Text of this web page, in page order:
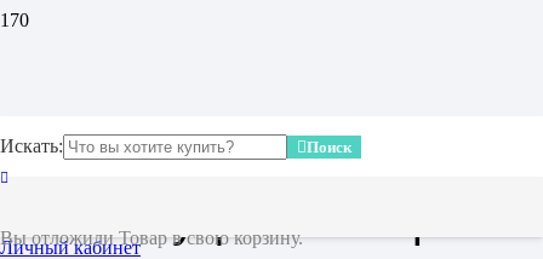
Искать: Поиск
Вы отложилиТоварв свою корзину.
Личный кабинет
Введение в
конституционное право